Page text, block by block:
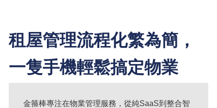
租屋管理流程化繁為簡，
一隻手機輕鬆搞定物業
金箍棒專注在物業管理服務，從純SaaS到整合智